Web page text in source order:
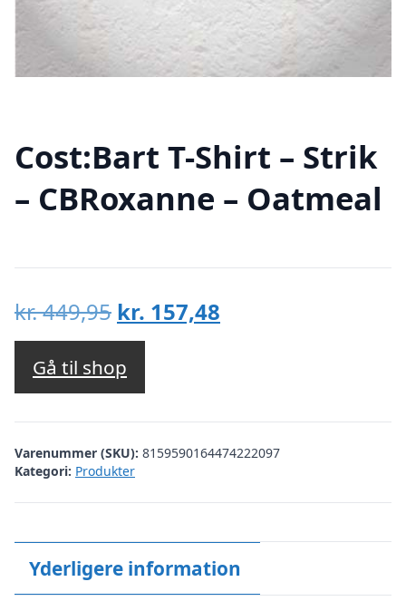
Cost:Bart T-Shirt – Strik
– CBRoxanne – Oatmeal
kr.449,95 Den
oprindelige
pris
var:
kr. 449,95.
kr. 157,48
kr. 157,48.
Gå til shop
Varenummer (SKU): 8159590164474222097
Kategori: Produkter
Yderligere information